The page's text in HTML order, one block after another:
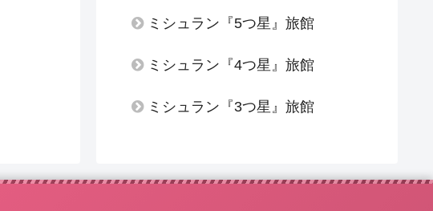
ミシュラン『5つ星』旅館
ミシュラン『4つ星』旅館
ミシュラン『3つ星』旅館